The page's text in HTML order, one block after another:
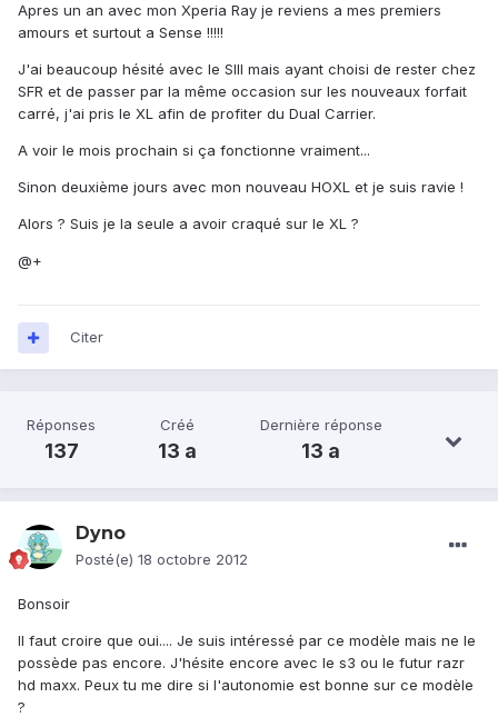
Apres un an avec mon Xperia Ray je reviens a mes premiers
amours et surtout a Sense !!!!!
J'ai beaucoup hésité avec le SIII mais ayant choisi de rester chez
SFR et de passer par la même occasion sur les nouveaux forfait
carré, j'ai pris le XL afin de profiter du Dual Carrier.
A voir le mois prochain si ça fonctionne vraiment...
Sinon deuxième jours avec mon nouveau HOXL et je suis ravie !
Alors ? Suis je la seule a avoir craqué sur le XL ?
@+
Citer
Réponses
137
Créé
13 a
Dernière réponse
13 a
Dyno
Posté(e) 18 octobre 2012
Bonsoir
Il faut croire que oui.... Je suis intéressé par ce modèle mais ne le
possède pas encore. J'hésite encore avec le s3 ou le futur razr
hd maxx. Peux tu me dire si l'autonomie est bonne sur ce modèle
?